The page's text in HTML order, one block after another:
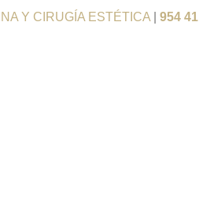
Y CIRUGÍA ESTÉTICA
954 41